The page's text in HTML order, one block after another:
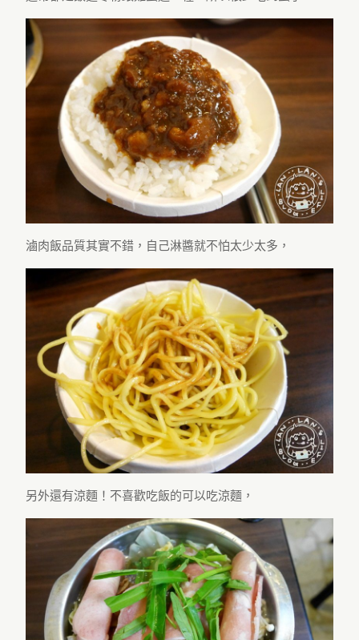
滷肉飯品質其實不錯，自己淋醬就不怕太少太多，
另外還有涼麵！不喜歡吃飯的可以吃涼麵，